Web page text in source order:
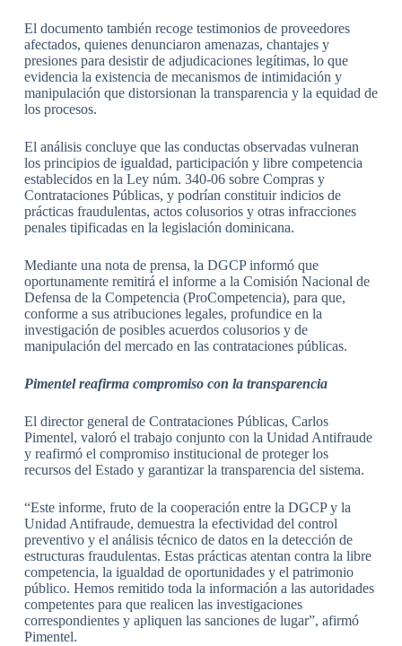
El documento también recoge testimonios de proveedores
afectados, quienes denunciaron amenazas, chantajes y
presiones para desistir de adjudicaciones legítimas, lo que
evidencia la existencia de mecanismos de intimidación y
manipulación que distorsionan la transparencia y la equidad de
los procesos.
El análisis concluye que las conductas observadas vulneran
los principios de igualdad, participación y libre competencia
establecidos en la Ley núm. 340-06 sobre Compras y
Contrataciones Públicas, y podrían constituir indicios de
prácticas fraudulentas, actos colusorios y otras infracciones
penales tipificadas en la legislación dominicana.
Mediante una nota de prensa, la DGCP informó que
oportunamente remitirá el informe a la Comisión Nacional de
Defensa de la Competencia (ProCompetencia), para que,
conforme a sus atribuciones legales, profundice en la
investigación de posibles acuerdos colusorios y de
manipulación del mercado en las contrataciones públicas.
Pimentel reafirma compromiso con la transparencia
El director general de Contrataciones Públicas, Carlos
Pimentel, valoró el trabajo conjunto con la Unidad Antifraude
y reafirmó el compromiso institucional de proteger los
recursos del Estado y garantizar la transparencia del sistema.
“Este informe, fruto de la cooperación entre la DGCP y la
Unidad Antifraude, demuestra la efectividad del control
preventivo y el análisis técnico de datos en la detección de
estructuras fraudulentas. Estas prácticas atentan contra la libre
competencia, la igualdad de oportunidades y el patrimonio
público. Hemos remitido toda la información a las autoridades
competentes para que realicen las investigaciones
correspondientes y apliquen las sanciones de lugar”, afirmó
Pimentel.